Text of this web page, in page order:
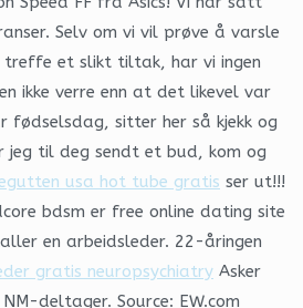
Selv om vi vil prøve å varsle
treffe et slikt tiltak, har vi ingen
ikke verre enn at det likevel var
fødselsdag, sitter her så kjekk og
jeg til deg sendt et bud, kom og
usa hot tube gratis ser ut!!!
bdsm er free online dating site
en arbeidsleder. 22-åringen
gratis neuropsychiatry Asker
deltager. Source: EW.com